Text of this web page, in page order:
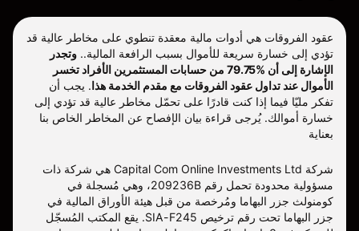
عقود الفروقات هي أدوات مالية معقدة تنطوي على مخاطر عالية قد
تؤدي إلى خسارة سريعة للأموال بسبب الرافعة المالية.. وتجدر
الإشارة إلى أن %79.75 من حسابات المستثمرين الأفراد تخسر
الأموال عند تداول عقود الفروقات مع مقدم الخدمة هذا. يجب أن
تفكر مليّا فيما إذا كنت قادرًا على تحمّل مخاطر عالية قد تؤدي إلى
خسارة أموالك. يُرجى قراءة بيان الإفصاح عن المخاطر الخاص بنا
بعناية
شركة Capital Com Online Investments Ltd هي شركة ذات
مسؤولية محدودة تحمل رقم 209236B، وهي مُسجلة في
كومنولث جزر البهاما ومُرخصة من قبل هيئة الأوراق المالية في
جزر البهاما تحت رقم ترخيص SIA-F245. يقع المكتب المُسجّل